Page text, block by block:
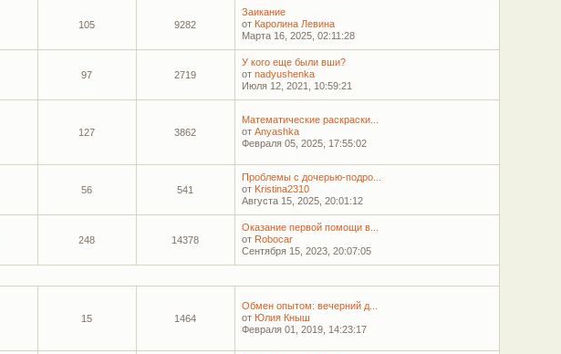
105 9282
Заикание
от Каролина Левина
Марта 16, 2025, 02:11:28
97 2719
У кого еще были вши?
отnadyushenka
Июля 12, 2021, 10:59:21
127 3862
Математические раскраски...
отAnyashka
Февраля 05, 2025, 17:55:02
56 541
Проблемы с дочерью-подро...
от Kristina2310
Августа 15, 2025, 20:01:12
248 14378
Оказание первой помощи в...
от Robocar
Сентября 15, 2023, 20:07:05
15 1464
Обмен опытом: вечерний д...
от Юлия Кныш
Февраля 01, 2019, 14:23:17